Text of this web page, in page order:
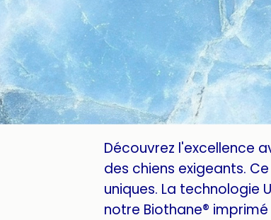
Découvrez l'excellence
des chiens exigeants.
uniques. La technologie
notre Biothane®